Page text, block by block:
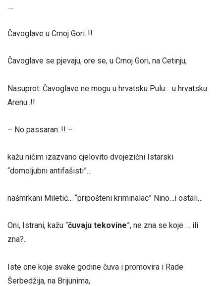
….
Čavoglave u Crnoj Gori..!!
Čavoglave se pjevaju, ore se, u Crnoj Gori, na Cetinju,
Nasuprot: Čavoglave ne mogu u hrvatsku Pulu… u hrvatsku
Arenu..!!
– No passaran..!! –
kažu ničim izazvano cjelovito dvojezični Istarski
“domoljubni antifašisti”…
našmrkani Miletić… “pripošteni kriminalac” Nino…i ostali…
Oni, Istrani, kažu “čuvaju tekovine”, ne zna se koje … ili
zna?..
Iste one koje svake godine čuva i promovira i Rade
Šerbedžija, na Brijunima,